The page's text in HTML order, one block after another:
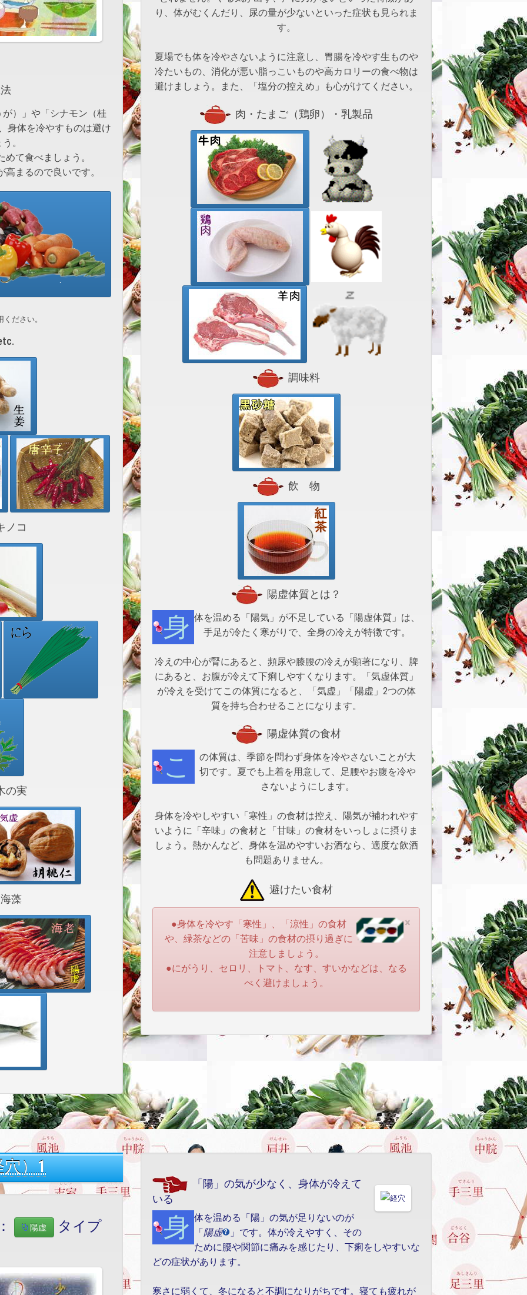
身体を冷やすものは避け
。
て食べましょう。
まるので良いです。
ださい。
ノコ
の実
藻
り、体がむくんだり、尿の量が少ないといった症状も見られま
す。
夏場でも体を冷やさないように注意し、胃腸を冷やす生ものや
冷たいもの、消化が悪い脂っこいものや高カロリーの食べ物は
避けましょう。また、「塩分の控えめ」も心がけてください。
肉・たまご（鶏卵）・乳製品
調味料
飲 物
陽虚体質とは？
身体を温める「陽気」が不足している「陽虚体質」は、 手足が冷たく寒がりで、全身の冷えが特徴です。
冷えの中心が腎にあると、頻尿や膝腰の冷えが顕著になり、脾
にあると、お腹が冷えて下痢しやすくなります。「気虚体質」
が冷えを受けてこの体質になると、「気虚」「陽虚」2つの体
質を持ち合わせることになります。
陽虚体質の食材
この体質は、季節を問わず身体を冷やさないことが大
切です。夏でも上着を用意して、足腰やお腹を冷や
さないようにします。
身体を冷やしやすい「寒性」の食材は控え、陽気が補われやす
いように「辛味」の食材と「甘味」の食材をいっしょに摂りま
しょう。熱かんなど、身体を温めやすいお酒なら、適度な飲酒
も問題ありません。
避けたい食材
×
●身体を冷やす「寒性」、「涼性」の食材
や、緑茶などの「苦味」の食材の摂り過ぎに
注意しましょう。
●にがうり、セロリ、トマト、なす、すいかなどは、なる
べく避けましょう。
）1
陽虚 タイプ
「陽」の気が少なく、身体が冷えて
いる
身体を温める「陽」の気が足りないのが 「陽虚
」です。体が冷えやすく、その
ために腰や関節に痛みを感じたり、下痢をしやすいな
どの症状があります。
寒さに弱くて、冬になると不調になりがちです。寝ても疲れが